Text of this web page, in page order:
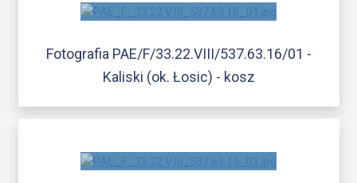
Fotografia PAE/F/33.22.VIII/537.63.16/01 -
Kaliski (ok. Łosic) - kosz